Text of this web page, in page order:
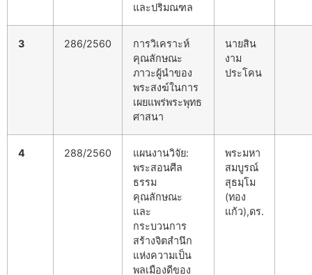
และปริมณฑล
3 286/2560
การวิเคราะห์
คุณลักษณะ
ภาวะผู้นำของ
พระสงฆ์ในการ
เผยแพร่พระพุทธ
ศาสนา
นายสิน
งาม
ประโคน
4 288/2560
แผนงานวิจัย:
พระสอนศีล
ธรรม
คุณลักษณะ
และ
กระบวนการ
สร้างจิตสำนึก
แห่งความเป็น
พลเมืองดีของ
พระมหา
สมบูรณ์
สุธมฺโม
(ทอง
แก้ว),ดร.